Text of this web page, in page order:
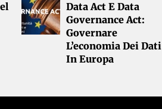
Data Act E Data
Governance Act:
Governare
L’economia Dei Dati
In Europa